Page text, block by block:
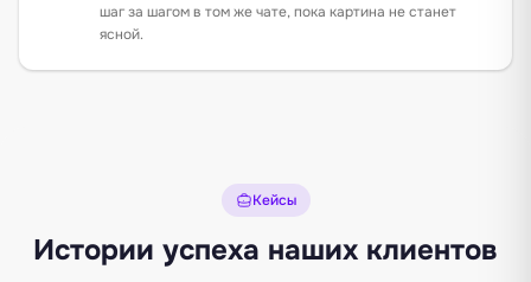
шаг за шагом в том же чате, пока картина не станет
ясной.
Кейсы
Истории успеха наших клиентов